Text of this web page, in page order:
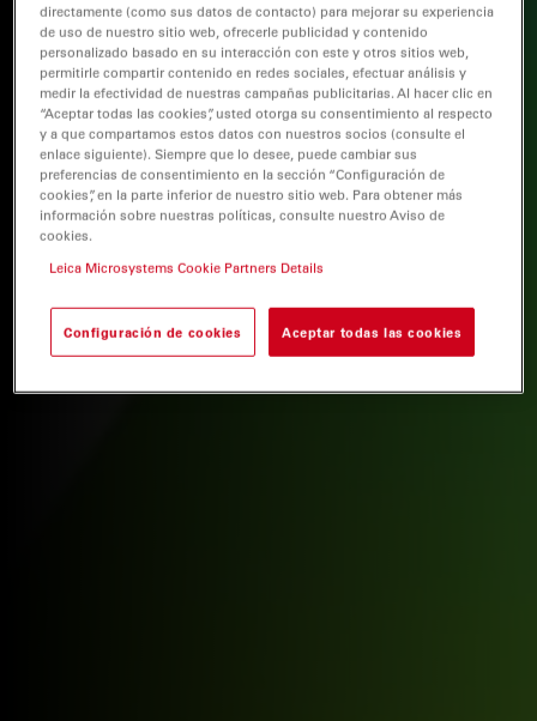
directamente (como sus datos de contacto) para mejorar su experiencia
de uso de nuestro sitio web, ofrecerle publicidad y contenido
personalizado basado en su interacción con este y otros sitios web,
permitirle compartir contenido en redes sociales, efectuar análisis y
medir la efectividad de nuestras campañas publicitarias. Al hacer clic en
“Aceptar todas las cookies”, usted otorga su consentimiento al respecto
y a que compartamos estos datos con nuestros socios (consulte el
enlace siguiente). Siempre que lo desee, puede cambiar sus
preferencias de consentimiento en la sección “Configuración de
cookies”, en la parte inferior de nuestro sitio web. Para obtener más
información sobre nuestras políticas, consulte nuestro Aviso de
cookies.
Leica Microsystems Cookie Partners Details
Configuración de cookies Aceptar todas las cookies